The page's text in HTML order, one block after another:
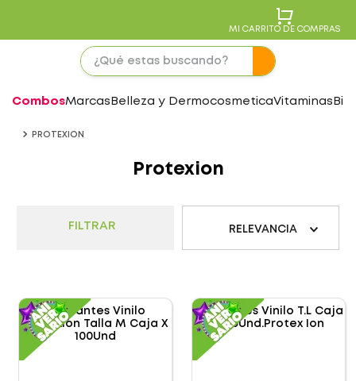
MI CARRITO DE COMPRAS
CombosMarcas Belleza y DermocosmeticaVitaminas
PROTEXION
Protexion
FILTRAR RELEVANCIA